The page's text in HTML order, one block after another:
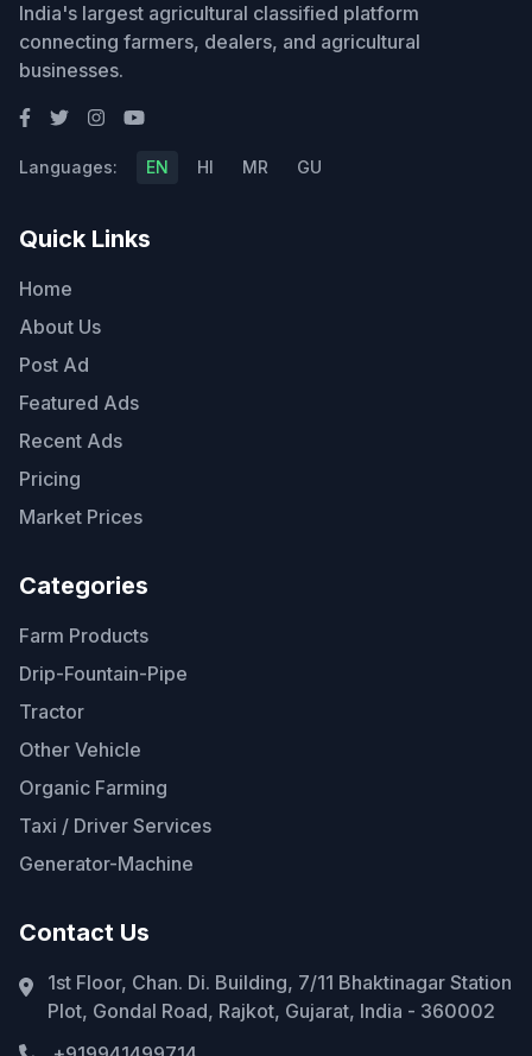
India's largest agricultural classified platform
connecting farmers, dealers, and agricultural
businesses.
Languages: EN HI MR GU
Quick Links
Home
About Us
Post Ad
Featured Ads
Recent Ads
Pricing
Market Prices
Categories
Farm Products
Drip-Fountain-Pipe
Tractor
Other Vehicle
Organic Farming
Taxi / Driver Services
Generator-Machine
Contact Us
1st Floor, Chan. Di. Building, 7/11 Bhaktinagar Station
Plot, Gondal Road, Rajkot, Gujarat, India - 360002